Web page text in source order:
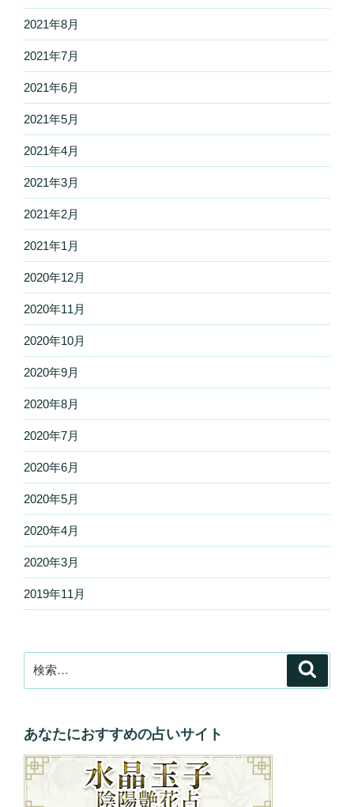
2021年8月
2021年7月
2021年6月
2021年5月
2021年4月
2021年3月
2021年2月
2021年1月
2020年12月
2020年11月
2020年10月
2020年9月
2020年8月
2020年7月
2020年6月
2020年5月
2020年4月
2020年3月
2019年11月
索:
あなたにおすすめの占いサイト